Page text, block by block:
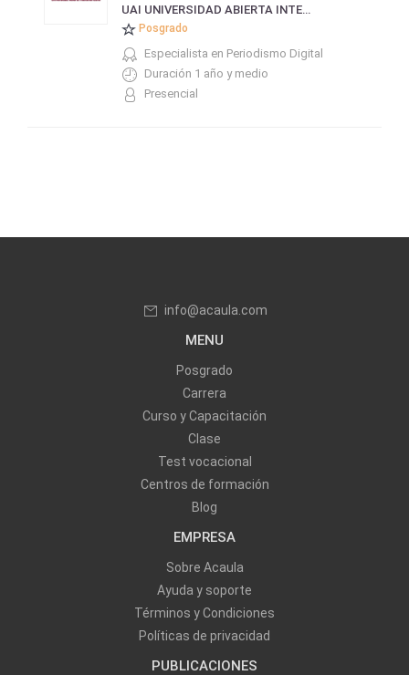
UAI UNIVERSIDAD ABIERTA INTERAMERICANA
Posgrado
Especialista en Periodismo Digital
Duración 1 año y medio
Presencial
info@acaula.com
MENU
Posgrado
Carrera
Curso y Capacitación
Clase
Test vocacional
Centros de formación
Blog
EMPRESA
Sobre Acaula
Ayuda y soporte
Términos y Condiciones
Políticas de privacidad
PUBLICACIONES